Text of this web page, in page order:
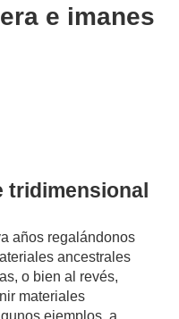
e imanes
tridimensional
años regalándonos
ancestrales
o bien al revés,
materiales
ejemplos, a